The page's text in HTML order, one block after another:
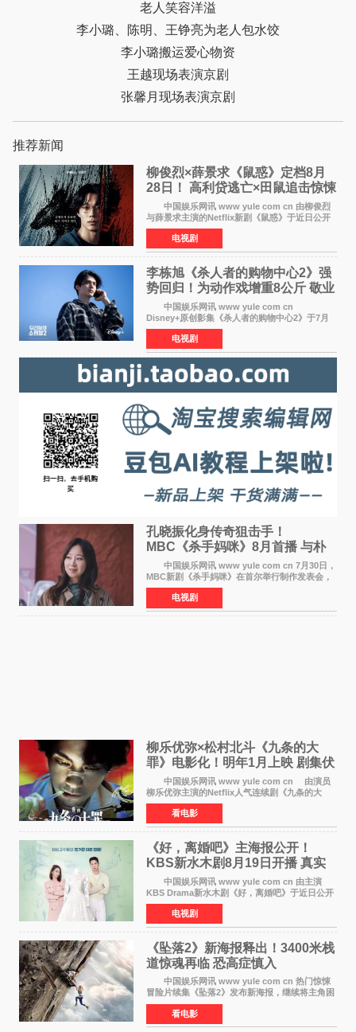
老人笑容洋溢
李小璐、陈明、王铮亮为老人包水饺
李小璐搬运爱心物资
王越现场表演京剧
张馨月现场表演京剧
推荐新闻
柳俊烈×薛景求《鼠惑》定档8月
28日！ 高利贷逃亡×田鼠追击惊悚
来袭
中国娱乐网讯 www yule com cn 由柳俊烈
与薛景求主演的Netflix新剧《鼠惑》于近日公开
主海报，正式定档8月28日上线。 海报中，柳
俊烈与薛景求背对背站立，各自朝向相反方向，
幽暗的色调与
电视剧
李栋旭《杀人者的购物中心2》强
势回归！为动作戏增重8公斤 敬业
获赞
中国娱乐网讯 www yule com cn
Disney+原创影集《杀人者的购物中心2》于7月
22日正式上线，由男神李栋旭主演的郑进湾以2 0
完全体强势回归。该剧第一季曾被《纽约时报》
评选为全球最佳影集之一
电视剧
孔晓振化身传奇狙击手！
MBC《杀手妈咪》8月首播 与朴
恩斌展开收视对决
中国娱乐网讯 www yule com cn 7月30日，
MBC新剧《杀手妈咪》在首尔举行制作发表会，
主演孔晓振、郑准元、李相二、无真星、崔宇
成、李银泉等人一同出席，为新剧宣传造势。这
是孔晓振继《毛骨
电视剧
柳乐优弥×松村北斗《九条的大
罪》电影化！明年1月上映 剧集伏
笔将全面揭晓
中国娱乐网讯 www yule com cn 由演员
柳乐优弥主演的Netflix人气连续剧《九条的大
罪》正式宣布改编为电影，将于明年1月8日全国
上映。柳乐优弥与SixTONES松村北斗再度联
手，为观众带来这部
看电影
《好，离婚吧》主海报公开！
KBS新水木剧8月19日开播 真实
离婚体验记来袭
中国娱乐网讯 www yule com cn 由主演
KBS Drama新水木剧《好，离婚吧》于近日公开
主海报，正式进入开播倒计时。 海报中，男
女主角背对背站立，各自望向不同方向，中央的
空白与冷漠的表情
电视剧
《坠落2》新海报释出！3400米栈
道惊魂再临 恐高症慎入
中国娱乐网讯 www yule com cn 热门惊悚
冒险片续集《坠落2》发布新海报，继续将主角困
于绝境高处——这一次，是摇摇欲坠的徒步栈
道。该片将于今年9月2日北美上映，恐高症患者
请提前做好心理
看电影